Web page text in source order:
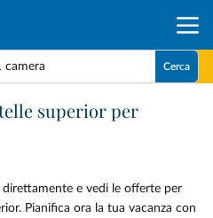
camera Cerca
superior per
e vedi le offerte per
Pianifica ora la tua vacanza con